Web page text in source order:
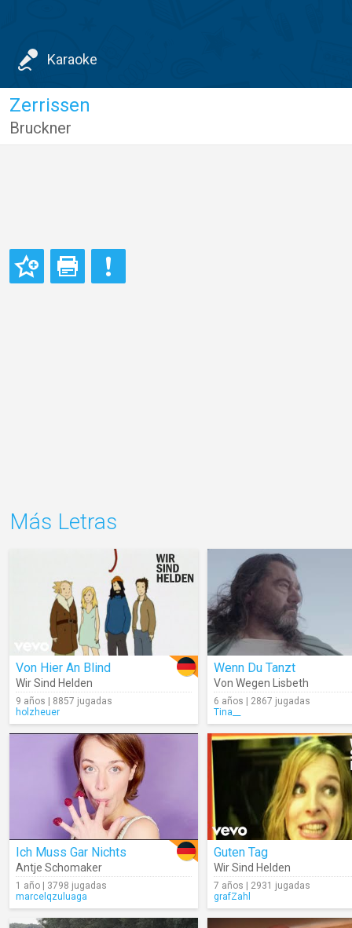
Karaoke
Zerrissen
Bruckner
Más Letras
Von Hier An Blind
Wir Sind Helden
9 años | 8857 jugadas
holzheuer
Wenn Du Tanzt
Von Wegen Lisbeth
6 años | 2867 jugadas
Tina__
Ich Muss Gar Nichts
Antje Schomaker
1 año | 3798 jugadas
marcelqzuluaga
Guten Tag
Wir Sind Helden
7 años | 2931 jugadas
grafZahl